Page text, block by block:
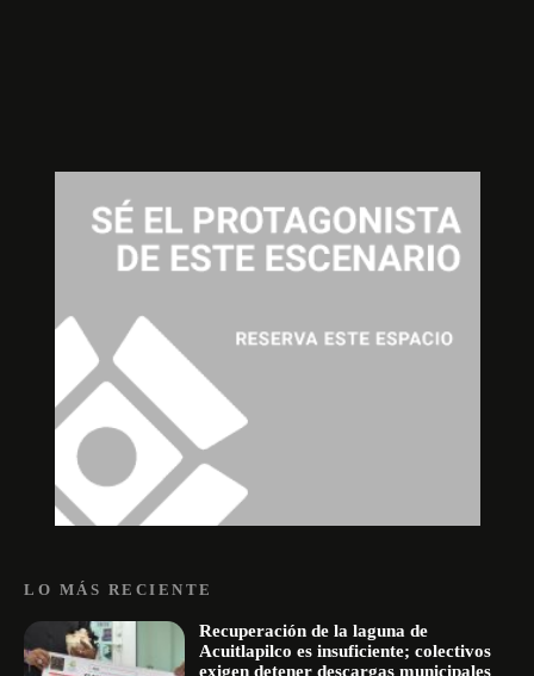
LO MÁS RECIENTE
Recuperación de la laguna de
Acuitlapilco es insuficiente; colectivos
exigen detener descargas municipales